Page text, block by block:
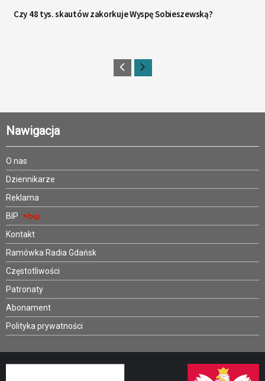
Czy 48 tys. skautów zakorkuje Wyspę Sobieszewską?
Nawigacja
O nas
Dziennikarze
Reklama
BIP
Kontakt
Ramówka Radia Gdańsk
Częstotliwości
Patronaty
Abonament
Polityka prywatności